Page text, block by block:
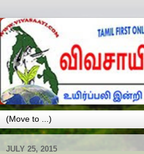
JULY 25, 2015